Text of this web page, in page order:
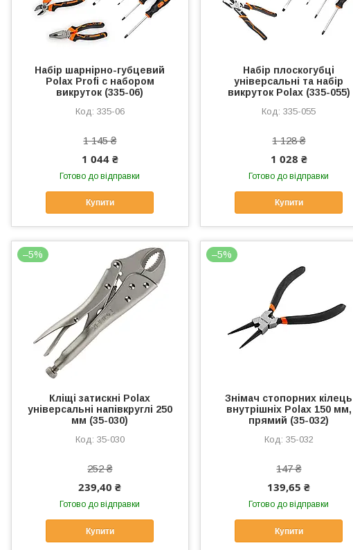
Набір шарнірно-губцевий
Polax Profi c набором
викруток (335-06)
335-06
1 145 ₴
1 044 ₴
Готово до відправки
Купити
Набір плоскогубці
універсальні та набір
викруток Polax (335-055)
335-055
1 128 ₴
1 028 ₴
Готово до відправки
Купити
–5%
Кліщі затискні Polax
універсальні напівкруглі 250
мм (35-030)
35-030
252 ₴
239,40 ₴
Готово до відправки
Купити
–5%
Знімач стопорних кілець
внутрішніх Polax 150 мм,
прямий (35-032)
35-032
147 ₴
139,65 ₴
Готово до відправки
Купити